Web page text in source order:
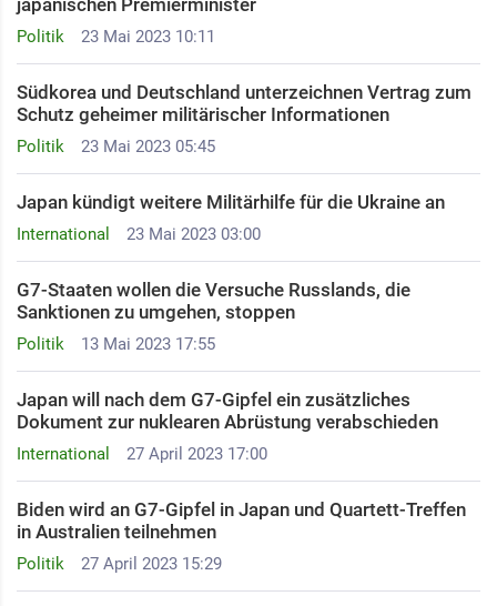
Politik 23 Mai 2023 10:11
japanischen Premierminister
Politik 23 Mai 2023 05:45
Südkorea und Deutschland unterzeichnen Vertrag zum
Schutz geheimer militärischer Informationen
International 23 Mai 2023 03:00
Japan kündigt weitere Militärhilfe für die Ukraine an
Politik 13 Mai 2023 17:55
G7-Staaten wollen die Versuche Russlands, die
Sanktionen zu umgehen, stoppen
International 27 April 2023 17:00
Japan will nach dem G7-Gipfel ein zusätzliches
Dokument zur nuklearen Abrüstung verabschieden
Politik 27 April 2023 15:29
Biden wird an G7-Gipfel in Japan und Quartett-Treffen
in Australien teilnehmen